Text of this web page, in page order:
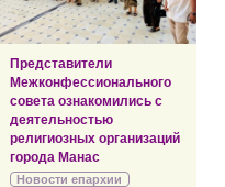
Представители
Межконфессионального
совета ознакомились с
деятельностью
религиозных организаций
города Манас
Новости епархии